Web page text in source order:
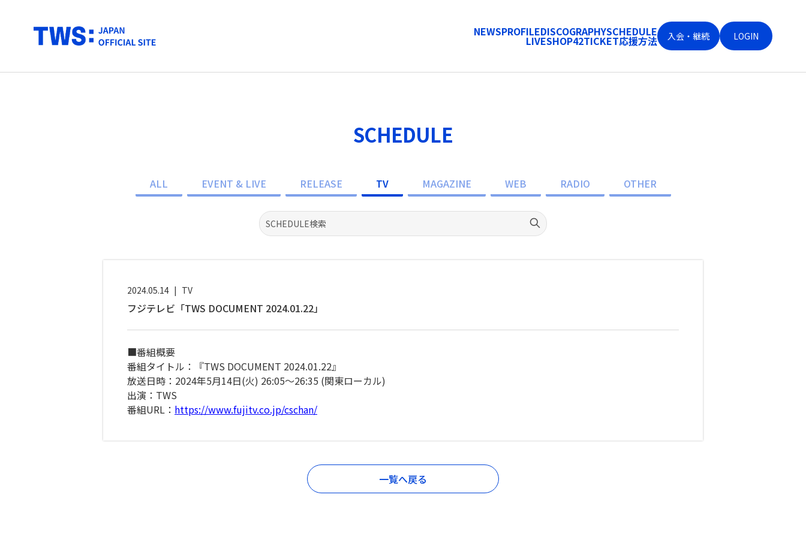
NEWSPROFILEDISCOGRAPHYSCHEDULE
LIVESHOP42TICKET応援方法 入会・継続 LOGIN
SCHEDULE
ALL EVENT & LIVE RELEASE TV MAGAZINE WEB RADIO OTHER
2024.05.14 | TV
フジテレビ「TWS DOCUMENT 2024.01.22」
■番組概要
番組タイトル：『TWS DOCUMENT 2024.01.22』
放送日時：2024年5月14日(火) 26:05～26:35 (関東ローカル)
出演：TWS
番組URL： https://www.fujitv.co.jp/cschan/
一覧へ戻る